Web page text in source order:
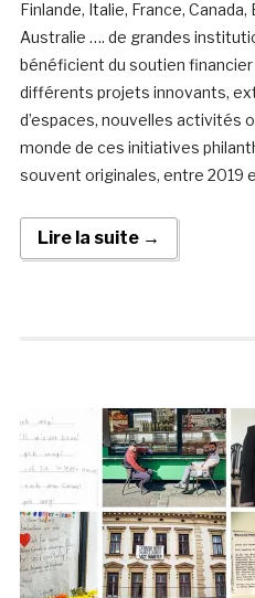
Finlande, Italie, France,
Australie …. de grandes
bénéficient du soutien
différents projets innovants,
d’espaces, nouvelles activités
monde de ces initiatives
souvent originales, entre 2019
Lire la suite →